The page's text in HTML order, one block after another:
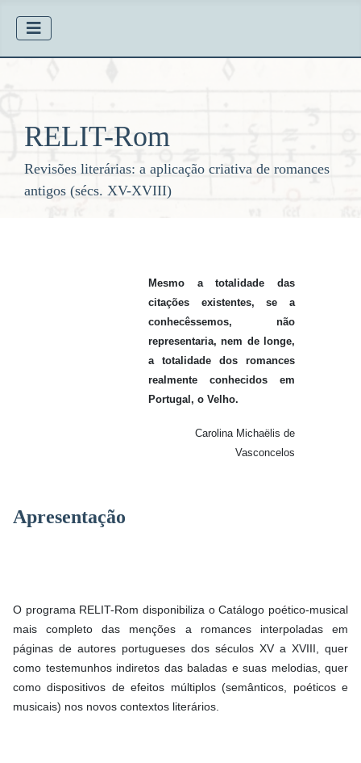
RELIT-Rom
Revisões literárias: a aplicação criativa de romances
antigos (sécs. XV-XVIII)
Mesmo a totalidade das
citações existentes, se a
conhecêssemos, não
representaria, nem de longe,
a totalidade dos romances
realmente conhecidos em
Portugal, o Velho.
Carolina Michaëlis de
Vasconcelos
Apresentação
O programa RELIT-Rom disponibiliza o Catálogo poético-musical
mais completo das menções a romances interpoladas em
páginas de autores portugueses dos séculos XV a XVIII, quer
como testemunhos indiretos das baladas e suas melodias, quer
como dispositivos de efeitos múltiplos (semânticos, poéticos e
musicais) nos novos contextos literários.